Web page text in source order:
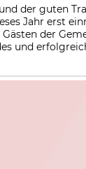
der guten
Jahr erst
der
und